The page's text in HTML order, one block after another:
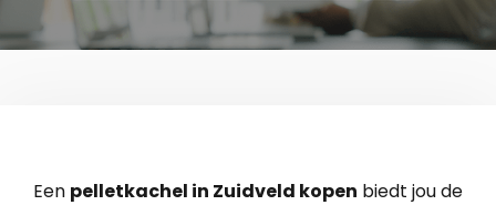
Een pelletkachel in Zuidveld kopen biedt jou de